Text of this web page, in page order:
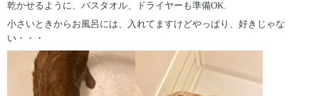
乾かせるように、バスタオル、ドライヤーも準備OK.
小さいときからお風呂には、入れてますけどやっぱり、好きじゃな
い・・・